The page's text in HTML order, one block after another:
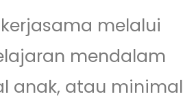
melalui
mendalam
anak, atau minimal